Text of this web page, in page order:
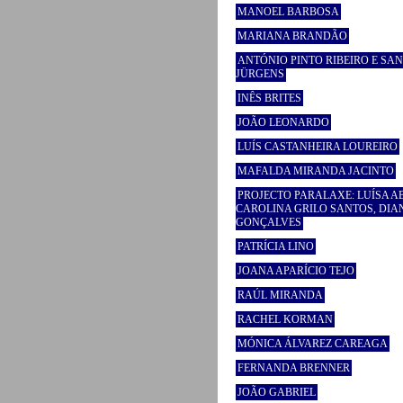
MANOEL BARBOSA
MARIANA BRANDÃO
ANTÓNIO PINTO RIBEIRO E
JÜRGENS
INÊS BRITES
JOÃO LEONARDO
LUÍS CASTANHEIRA LOUREIRO
MAFALDA MIRANDA JACINTO
PROJECTO PARALAXE: LUÍSA
CAROLINA GRILO SANTOS,
GONÇALVES
PATRÍCIA LINO
JOANA APARÍCIO TEJO
RAÚL MIRANDA
RACHEL KORMAN
MÓNICA ÁLVAREZ CAREAGA
FERNANDA BRENNER
JOÃO GABRIEL